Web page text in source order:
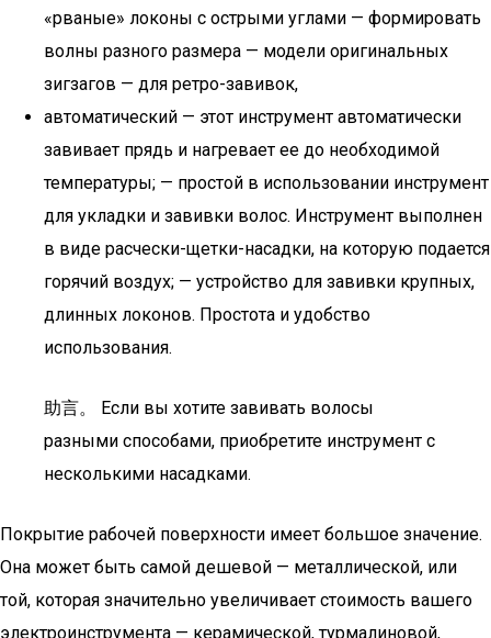
«рваные» локоны с острыми углами — формировать
волны разного размера — модели оригинальных
зигзагов — для ретро-завивок,
автоматический — этот инструмент автоматически
завивает прядь и нагревает ее до необходимой
температуры; — простой в использовании инструмент
для укладки и завивки волос. Инструмент выполнен
в виде расчески-щетки-насадки, на которую подается
горячий воздух; — устройство для завивки крупных,
длинных локонов. Простота и удобство
использования.
助言。 Если вы хотите завивать волосы
разными способами, приобретите инструмент с
несколькими насадками.
Покрытие рабочей поверхности имеет большое значение.
Она может быть самой дешевой — металлической, или
той, которая значительно увеличивает стоимость вашего
электроинструмента — керамической, турмалиновой,